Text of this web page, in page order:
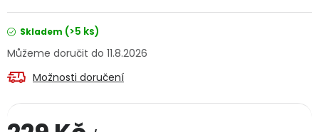
Servis nářadí Hodnocení obchodu
Skladem (>5 ks)
11.8.2026
Možnosti doručení